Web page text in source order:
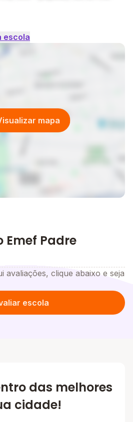
escola
mapa
Emef Padre
avaliações, clique abaixo e seja
escola
das melhores
cidade!